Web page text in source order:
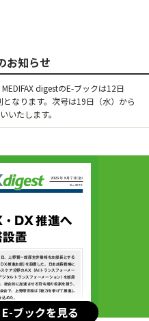
お知らせ
digestのE-ブックは12日
なります。次号は19日（水）から
いたします。
E-ブックを見る